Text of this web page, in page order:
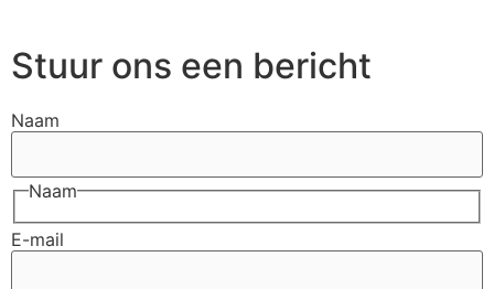
Stuur ons een bericht
Naam
Naam
E-mail